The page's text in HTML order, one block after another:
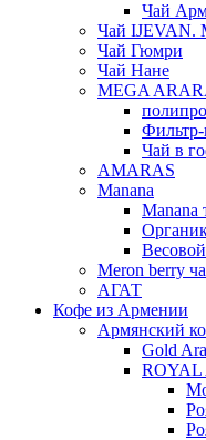
Чай
Чай IJEVAN.
Чай Гюмри
Чай Нане
MEGA
Фильтр-
Чай в
AMARAS
Manana
Manana
Весовой
Meron berry
АГАТ
Кофе из Армении
Армянский
Gold
ROYAL